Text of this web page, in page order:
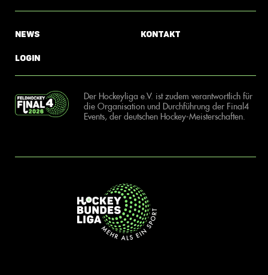
News
Login
Kontakt
Der Hockeyliga e.V. ist zudem verantwortlich für
die Organisation und Durchführung der Final4
Events, der deutschen Hockey-Meisterschaften.